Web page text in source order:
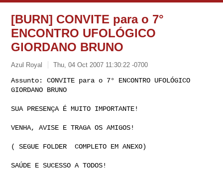
[BURN] CONVITE para o 7°
ENCONTRO UFOLÓGICO
GIORDANO BRUNO
Azul Royal Thu, 04 Oct 2007 11:30:22 -0700
Assunto: CONVITE para o 7° ENCONTRO UFOLÓGICO
SUA PRESENÇA É MUITO IMPORTANTE!
VENHA, AVISE E TRAGA OS AMIGOS!
( SEGUE FOLDER  COMPLETO EM ANEXO)
SAÚDE E SUCESSO A TODOS!